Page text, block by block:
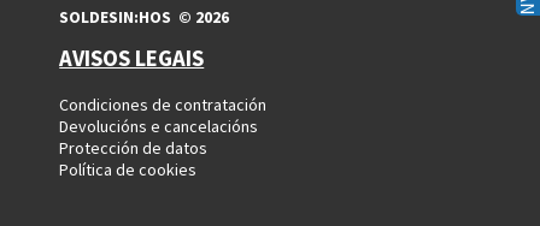
SOLDESIN:HOS © 2026
AVISOS LEGAIS
Condiciones de contratación
Devolucións e cancelacións
Protección de datos
Política de cookies